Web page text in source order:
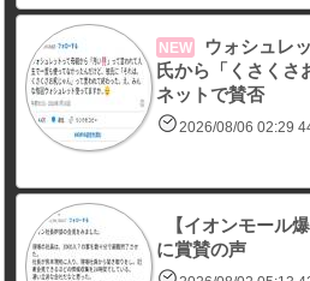
NEW
ウォシュレ
氏から「くさくさ
ネットで賛否
2026/08/06 02:29
【イオンモール
に賞賛の声